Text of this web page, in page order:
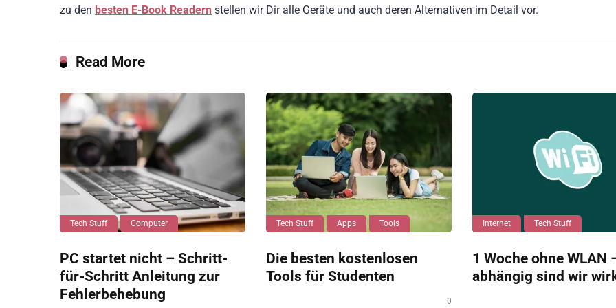
zu den besten E-Book Readern stellen wir Dir alle Geräte und auch deren Alternativen im Detail vor.
Read More
Tech Stuff Computer
PC startet nicht – Schritt-
für-Schritt Anleitung zur
Fehlerbehebung
Tech Stuff Apps Tools
Die besten kostenlosen
Tools für Studenten
0
Internet Tech Stuff
1 Woche ohne WLAN
abhängig sind wir